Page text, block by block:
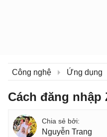
Công nghệ Ứng dụng
Cách đăng nhập
Nguyễn Trang